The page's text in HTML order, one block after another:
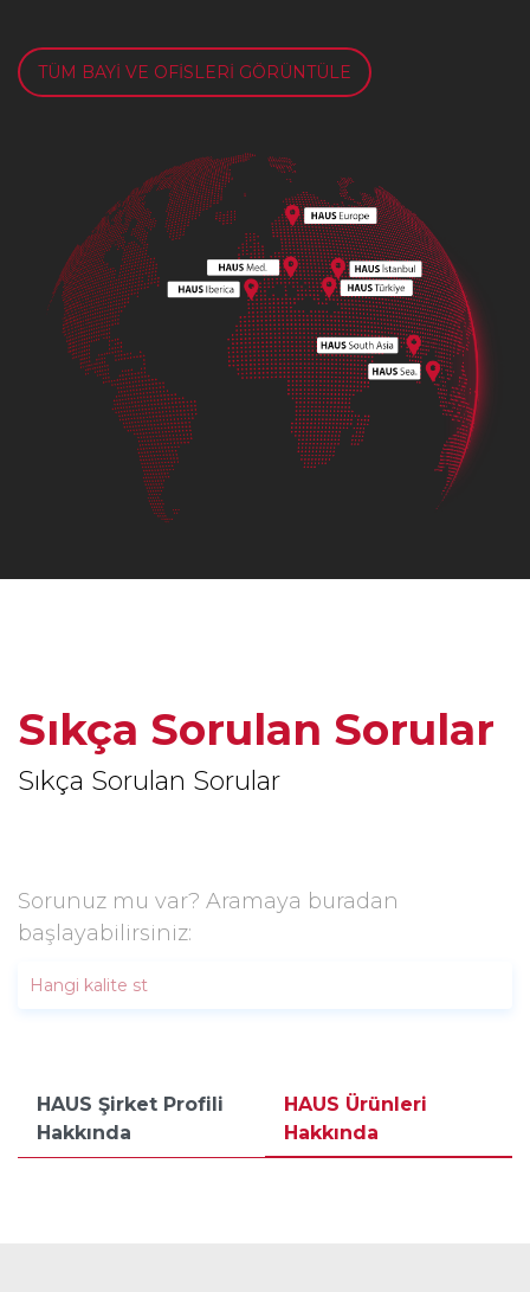
TÜM BAYİ VE OFİSLERİ GÖRÜNTÜLE
Sıkça Sorulan Sorular
Sıkça Sorulan Sorular
Sorunuz mu var? Aramaya buradan
başlayabilirsiniz:
HAUS Şirket Profili
Hakkında
HAUS Ürünleri
Hakkında